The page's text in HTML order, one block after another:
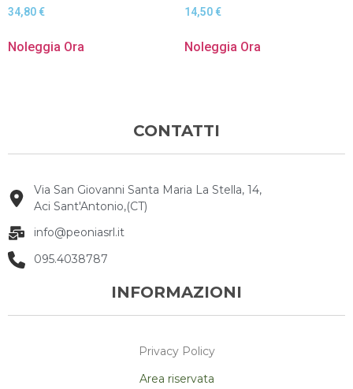
34,80 €
Noleggia Ora
14,50 €
Noleggia Ora
CONTATTI
Via San Giovanni Santa Maria La Stella, 14,
Aci Sant'Antonio,(CT)
info@peoniasrl.it
095.4038787
INFORMAZIONI
Privacy Policy
Area riservata